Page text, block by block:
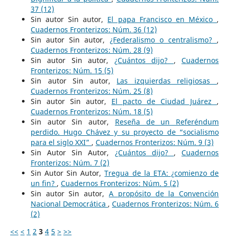
37 (12)
Sin autor Sin autor, El papa Francisco en México ,
Cuadernos Fronterizos: Núm. 36 (12)
Sin autor Sin autor, ¿Federalismo o centralismo? ,
Cuadernos Fronterizos: Núm. 28 (9)
Sin autor Sin autor, ¿Cuántos dijo? ,Cuadernos
Fronterizos: Núm. 15 (5)
Sin autor Sin autor, Las izquierdas religiosas ,
Cuadernos Fronterizos: Núm. 25 (8)
Sin autor Sin autor, El pacto de Ciudad Juárez ,
Cuadernos Fronterizos: Núm. 18 (5)
Sin autor Sin autor, Reseña de un Referéndum
perdido. Hugo Chávez y su proyecto de “socialismo
para el siglo XXI” , Cuadernos Fronterizos: Núm. 9 (3)
Sin Autor Sin Autor, ¿Cuántos dijo? ,Cuadernos
Fronterizos: Núm. 7 (2)
Sin Autor Sin Autor,Tregua de la ETA: ¿comienzo de
un fin? , Cuadernos Fronterizos: Núm. 5 (2)
Sin autor Sin autor, A propósito de la Convención
Nacional Democrática ,Cuadernos Fronterizos: Núm. 6
(2)
<< < 1 2 3 4 5 > >>